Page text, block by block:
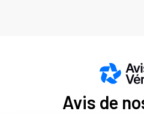
Avis de